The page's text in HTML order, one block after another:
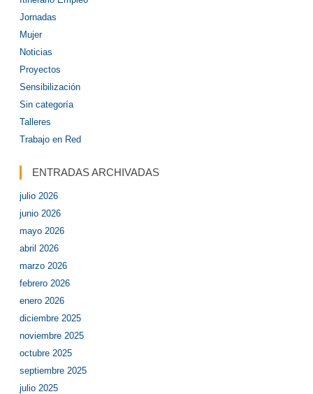
Jornadas
Mujer
Noticias
Proyectos
Sensibilización
Sin categoría
Talleres
Trabajo en Red
ENTRADAS ARCHIVADAS
julio 2026
junio 2026
mayo 2026
abril 2026
marzo 2026
febrero 2026
enero 2026
diciembre 2025
noviembre 2025
octubre 2025
septiembre 2025
julio 2025